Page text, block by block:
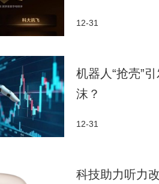
12-31
机器人“抢壳”
沫？
12-31
科技助力听力